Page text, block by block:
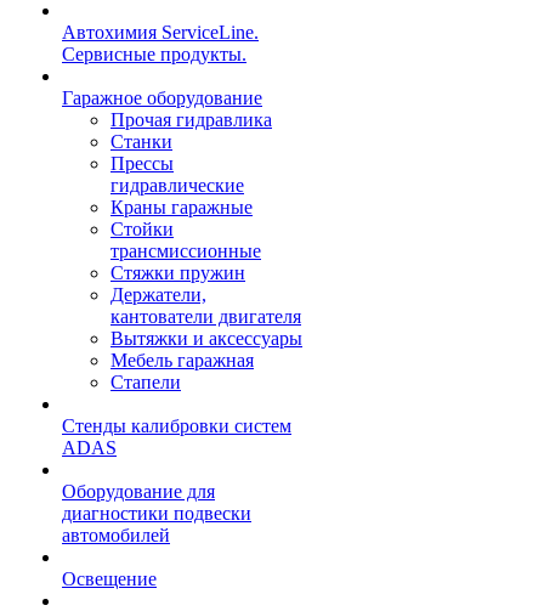
Автохимия ServiceLine.
Сервисные продукты.
Гаражное оборудование
Прочая гидравлика
Станки
Прессы
гидравлические
Краны гаражные
Стойки
трансмиссионные
Стяжки пружин
Держатели,
кантователи двигателя
Вытяжки и аксессуары
Мебель гаражная
Стапели
Стенды калибровки систем
ADAS
Оборудование для
диагностики подвески
автомобилей
Освещение